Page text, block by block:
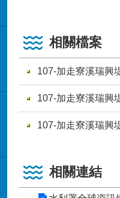
相關檔案
107-加走寮溪瑞興
107-加走寮溪瑞興
107-加走寮溪瑞興
相關連結